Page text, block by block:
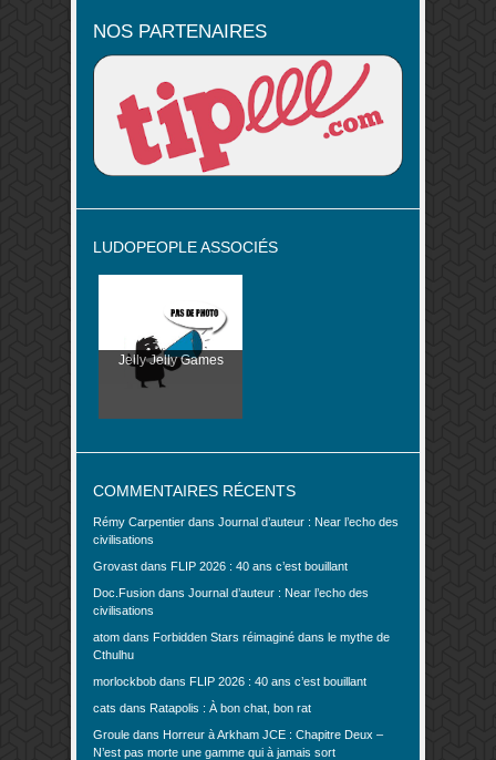
NOS PARTENAIRES
LUDOPEOPLE ASSOCIÉS
Jelly Jelly Games
COMMENTAIRES RÉCENTS
Rémy Carpentier dans Journal d’auteur : Near l’echo des
civilisations
Grovast dans FLIP 2026 : 40 ans c’est bouillant
Doc.Fusion dans Journal d’auteur : Near l’echo des
civilisations
atom dans Forbidden Stars réimaginé dans le mythe de
Cthulhu
morlockbob dans FLIP 2026 : 40 ans c’est bouillant
cats dans Ratapolis : À bon chat, bon rat
Groule dans Horreur à Arkham JCE : Chapitre Deux –
N’est pas morte une gamme qui à jamais sort